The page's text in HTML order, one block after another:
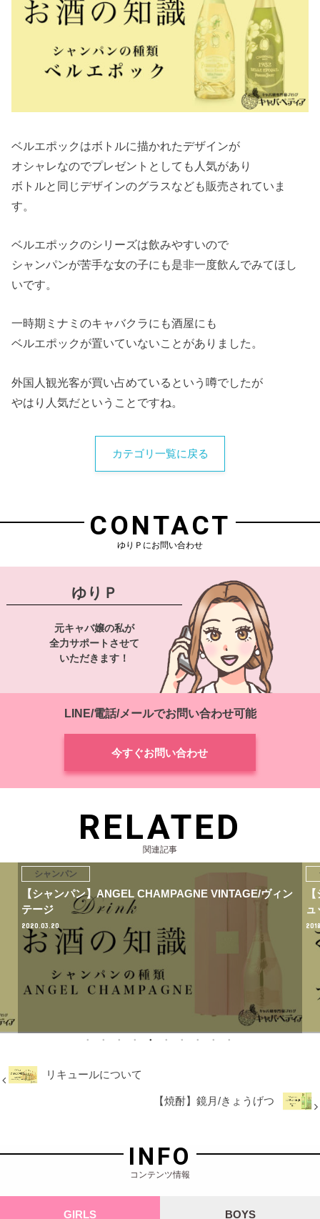
ベルエポックはボトルに描かれたデザインが
オシャレなのでプレゼントとしても人気があり
ボトルと同じデザインのグラスなども販売されていま
す。
ベルエポックのシリーズは飲みやすいので
シャンパンが苦手な女の子にも是非一度飲んでみてほし
いです。
一時期ミナミのキャバクラにも酒屋にも
ベルエポックが置いていないことがありました。
外国人観光客が買い占めているという噂でしたが
やはり人気だということですね。
カテゴリ一覧に戻る
CONTACT
ゆりＰにお問い合わせ
ゆりＰ
元キャバ嬢の私が
全力サポートさせて
いただきます！
LINE/電話/メールでお問い合わせ可能
今すぐお問い合わせ
RELATED
関連記事
シャンパン
【シャンパン】ANGEL CHAMPAGNE VINTAGE/ヴィン
テージ
2020.03.20
ュ
リキュールについて
【焼酎】鏡月/きょうげつ
INFO
コンテンツ情報
GIRLS BOYS